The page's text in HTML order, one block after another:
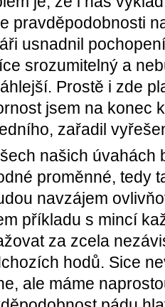
pravděpodobnosti
usnadnil
srozumitelný a
Prostě i zde
jsem na konec
zařadil
našich úvahách
proměnné, tedy
navzájem
příkladu s mincí
za zcela
hodů. Sice
ale máme